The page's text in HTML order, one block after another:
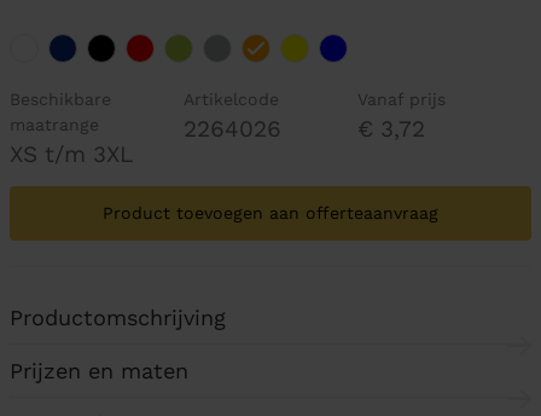
Beschikbare
maatrange
XS t/m 3XL
Artikelcode
2264026
Vanaf prijs
€ 3,72
Product toevoegen aan offerteaanvraag
Productomschrijving
Prijzen en maten